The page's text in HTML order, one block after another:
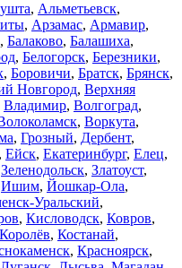
, Альметьевск,
, Арзамас, Армавир,
, Балаково, Балашиха,
, Белогорск, Березники,
, Боровичи, Братск, Брянск,
Новгород, Верхняя
Владимир, Волгоград,
, Воркута,
, Грозный, Дербент,
, Ейск, Екатеринбург, Елец,
Зеленодольск, Златоуст,
Ишим, Йошкар-Ола,
Уральский,
, Кисловодск, Ковров,
Королёв, Костанай,
, Красноярск,